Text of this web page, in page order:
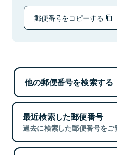
郵便番号をコピーする
他の郵便番号を検索する
最近検索した郵便番号
過去に検索した郵便番号をご